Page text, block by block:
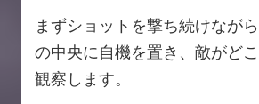
まずショットを撃ち続けなが
の中央に自機を置き、敵がど
観察します。